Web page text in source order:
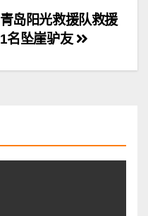
青岛阳光救援队救援
1名坠崖驴友